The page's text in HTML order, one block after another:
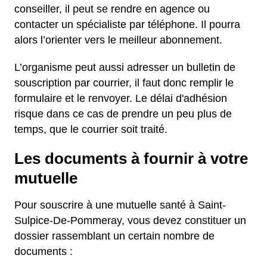
conseiller, il peut se rendre en agence ou
contacter un spécialiste par téléphone. Il pourra
alors l’orienter vers le meilleur abonnement.
L’organisme peut aussi adresser un bulletin de
souscription par courrier, il faut donc remplir le
formulaire et le renvoyer. Le délai d'adhésion
risque dans ce cas de prendre un peu plus de
temps, que le courrier soit traité.
Les documents à fournir à votre
mutuelle
Pour souscrire à une mutuelle santé à Saint-
Sulpice-De-Pommeray, vous devez constituer un
dossier rassemblant un certain nombre de
documents :